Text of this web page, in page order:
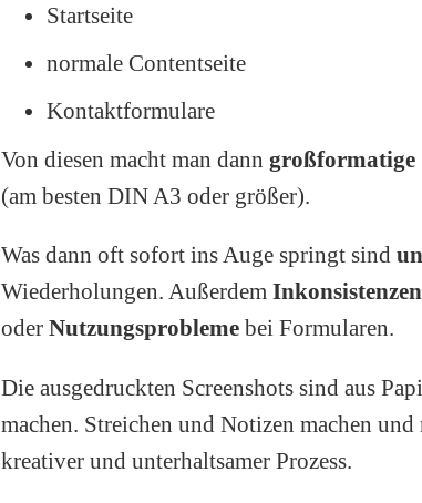
Startseite
normale Contentseite
Kontaktformulare
Von diesen macht man dann großformatige
(am besten DIN A3 oder größer).
Was dann oft sofort ins Auge springt sind
Wiederholungen. Außerdem
oder Nutzungsprobleme bei Formularen.
Die ausgedruckten Screenshots sind aus
machen. Streichen und Notizen machen
kreativer und unterhaltsamer Prozess.